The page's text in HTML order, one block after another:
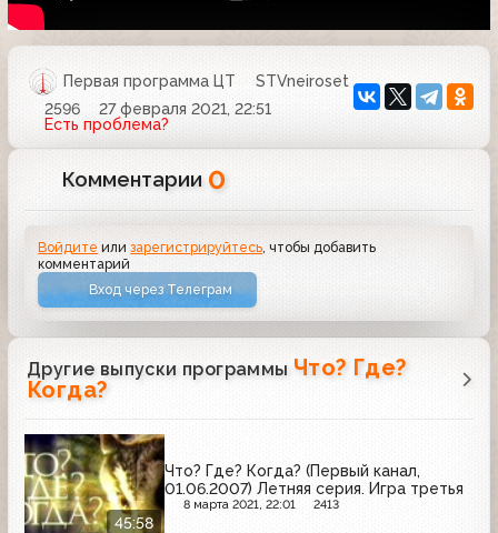
Первая программа ЦТ
STVneiroset
2596
27 февраля 2021, 22:51
Есть проблема?
Комментарии 0
Войдите илизарегистрируйтесь , чтобы добавить
комментарий
Вход через Телеграм
Другие выпуски программы Что? Где?
Когда?
45:58
Что? Где? Когда? (Первый канал,
01.06.2007) Летняя серия. Игра третья
8 марта 2021, 22:01 2413